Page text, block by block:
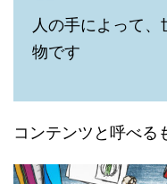
人の手によって
物です
コンテンツと呼べる